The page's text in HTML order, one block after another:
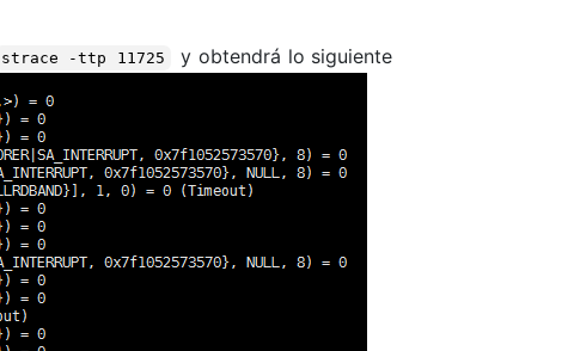
strace -ttp 11725 y obtendrá lo siguiente